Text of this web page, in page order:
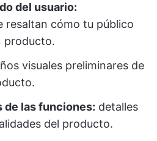
del usuario:
resaltan cómo tu público
producto.
visuales preliminares de
las funciones: detalles
del producto.